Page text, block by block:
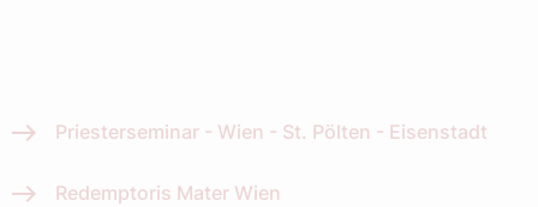
Priesterseminar - Wien - St. Pölten - Eisenstadt
Redemptoris Mater Wien